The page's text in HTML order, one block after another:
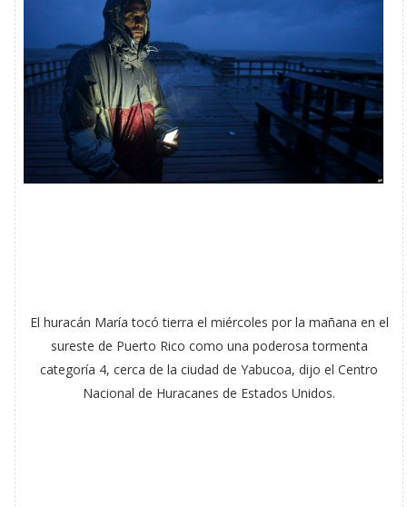
El huracán María tocó tierra el miércoles por la mañana en el
sureste de Puerto Rico como una poderosa tormenta
categoría 4, cerca de la ciudad de Yabucoa, dijo el Centro
Nacional de Huracanes de Estados Unidos.